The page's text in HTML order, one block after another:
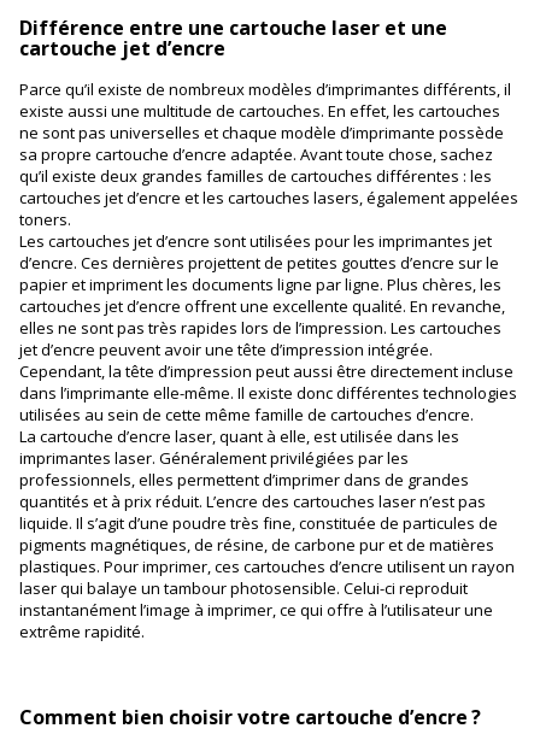
Différence entre une cartouche laser et une
cartouche jet d’encre
Parce qu’il existe de nombreux modèles d’imprimantes différents, il
existe aussi une multitude de cartouches. En effet, les cartouches
ne sont pas universelles et chaque modèle d’imprimante possède
sa propre cartouche d’encre adaptée. Avant toute chose, sachez
qu’il existe deux grandes familles de cartouches différentes : les
cartouches jet d’encre et les cartouches lasers, également appelées
toners.
Les cartouches jet d’encre sont utilisées pour les imprimantes jet
d’encre. Ces dernières projettent de petites gouttes d’encre sur le
papier et impriment les documents ligne par ligne. Plus chères, les
cartouches jet d’encre offrent une excellente qualité. En revanche,
elles ne sont pas très rapides lors de l’impression. Les cartouches
jet d’encre peuvent avoir une tête d’impression intégrée.
Cependant, la tête d’impression peut aussi être directement incluse
dans l’imprimante elle-même. Il existe donc différentes technologies
utilisées au sein de cette même famille de cartouches d’encre.
La cartouche d’encre laser, quant à elle, est utilisée dans les
imprimantes laser. Généralement privilégiées par les
professionnels, elles permettent d’imprimer dans de grandes
quantités et à prix réduit. L’encre des cartouches laser n’est pas
liquide. Il s’agit d’une poudre très fine, constituée de particules de
pigments magnétiques, de résine, de carbone pur et de matières
plastiques. Pour imprimer, ces cartouches d’encre utilisent un rayon
laser qui balaye un tambour photosensible. Celui-ci reproduit
instantanément l’image à imprimer, ce qui offre à l’utilisateur une
extrême rapidité.
Comment bien choisir votre cartouche d’encre ?